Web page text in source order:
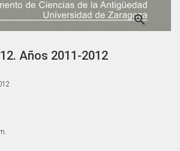

Años 2011-2012